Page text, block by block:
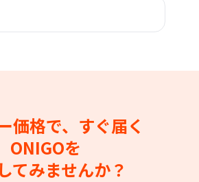
価格で、すぐ届く
ONIGOを
てみませんか？